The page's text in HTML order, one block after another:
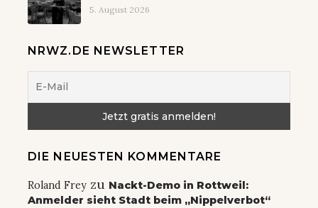
5. August 2026
NRWZ.DE NEWSLETTER
DIE NEUESTEN KOMMENTARE
Roland Frey zu Nackt-Demo in Rottweil:
Anmelder sieht Stadt beim „Nippelverbot“